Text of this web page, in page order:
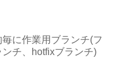
に作業用ブランチ(フ
チ、hotfixブランチ)